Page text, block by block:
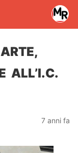
ALL’I.C.
7 anni fa